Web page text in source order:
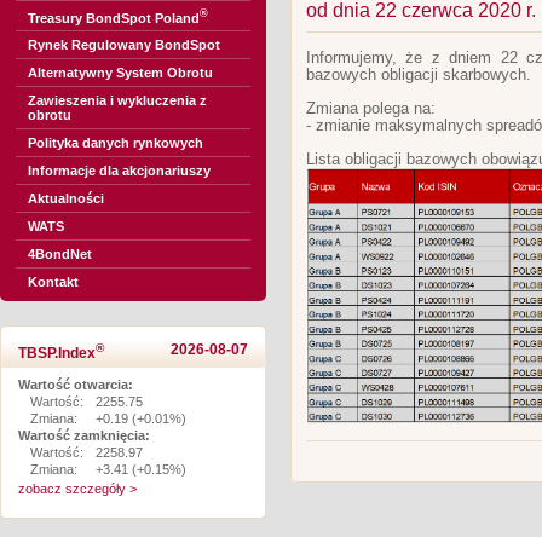
Treasury BondSpot Poland®
Rynek Regulowany BondSpot
Alternatywny System Obrotu
Zawieszenia i wykluczenia z
obrotu
Polityka danych rynkowych
Informacje dla akcjonariuszy
Aktualności
WATS
4BondNet
Kontakt
TBSP.Index® 2026-08-07
Wartość otwarcia:
Wartość:
2255.75
Zmiana:
+0.19 (+0.01%)
Wartość zamknięcia:
Wartość:
2258.97
Zmiana:
+3.41 (+0.15%)
zobacz szczegóły >
od dnia 22 czerwca 2020 r.
Informujemy, że z dniem 22
bazowych obligacji skarbowych.
Zmiana polega na:
- zmianie maksymalnych
Lista obligacji bazowych